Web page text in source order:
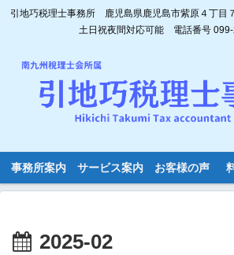
引地巧税理士事務所 鹿児島県鹿児島市紫原４
土日祝夜間対応可能 電話番号
事務所案内 サービス案内 お客様の声
2025-02